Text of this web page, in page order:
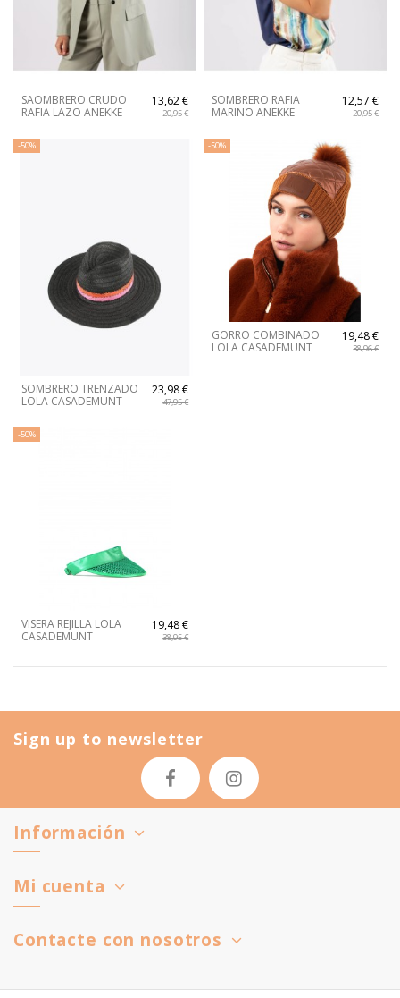
SAOMBRERO CRUDO
RAFIA LAZO ANEKKE
13,62 €
20,95 €
SOMBRERO RAFIA
MARINO ANEKKE
12,57 €
20,95 €
-50%
SOMBRERO TRENZADO
LOLA CASADEMUNT
23,98 €
47,95 €
-50%
GORRO COMBINADO
LOLA CASADEMUNT
19,48 €
38,96 €
-50%
VISERA REJILLA LOLA
CASADEMUNT
19,48 €
38,95 €
Sign up to newsletter
Información
Mi cuenta
Contacte con nosotros